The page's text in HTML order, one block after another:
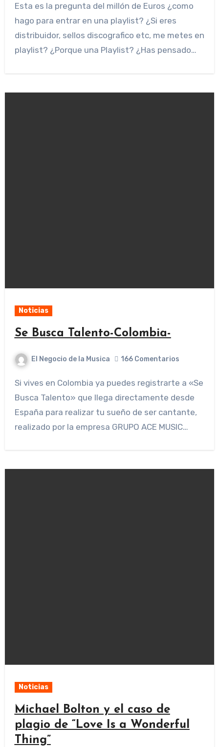
Esta es la pregunta del millón de Euros ¿como
hago para entrar en una playlist? ¿Si eres
distribuidor, sellos discografico etc, me metes en
playlist? ¿Porque una Playlist? ¿Has pensado…
Noticias
Se Busca Talento-Colombia-
El Negocio de la Musica 166 Comentarios
Si vives en Colombia ya puedes registrarte a «Se
Busca Talento» que llega directamente desde
España para realizar tu sueño de ser cantante,
realizado por la empresa GRUPO ACE MUSIC…
Noticias
Michael Bolton y el caso de
plagio de “Love Is a Wonderful
Thing”